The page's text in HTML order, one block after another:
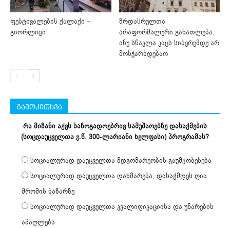
ფესტივალების ქალაქი –
გიორლიცი
ზრდასრულთა
არაფორმალური განათლება,
ანუ სწავლა კაცს სიბერემდე არ
მოსჭარბდებაო
გამოკითხვა
რა მიზანი აქვს საზოგადოებრივ სამუშაოებზე დასაქმების
(სოცდაუცველთა ე.წ. 300-ლარიანი ხელფასი) პროგრამას?
სოციალურად დაუცველთა მდგომარეობის გაუმჯობესება
სოციალურად დაუცველთა დახმარება, დასაქმდეს ღია
შრომის ბაზარზე
სოციალურად დაუცველთა კვალიფიკაციისა და უნარების
ამაღლება